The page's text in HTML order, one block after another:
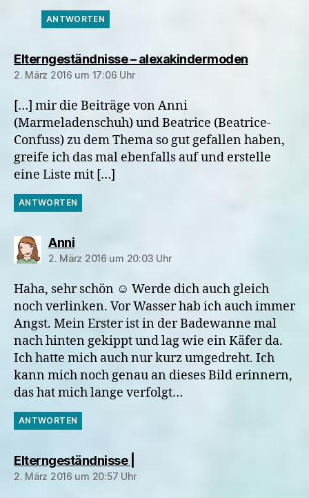
ANTWORTEN
Elterngeständnisse – alexakindermodensagt:
2. März 2016 um 17:06 Uhr
[…] mir die Beiträge von Anni
(Marmeladenschuh) und Beatrice (Beatrice-
Confuss) zu dem Thema so gut gefallen haben,
greife ich das mal ebenfalls auf und erstelle
eine Liste mit […]
ANTWORTEN
Annisagt:
2. März 2016 um 20:03 Uhr
Haha, sehr schön ☺ Werde dich auch gleich
noch verlinken. Vor Wasser hab ich auch immer
Angst. Mein Erster ist in der Badewanne mal
nach hinten gekippt und lag wie ein Käfer da.
Ich hatte mich auch nur kurz umgedreht. Ich
kann mich noch genau an dieses Bild erinnern,
das hat mich lange verfolgt…
ANTWORTEN
Elterngeständnisse |
2. März 2016 um 20:57 Uhr